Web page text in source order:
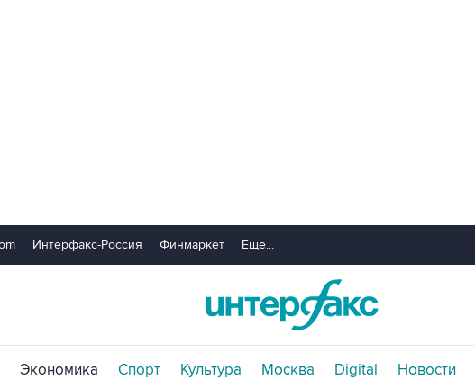
Интерфакс-Россия Финмаркет Еще...
Экономика Спорт Культура Москва Digital Новости